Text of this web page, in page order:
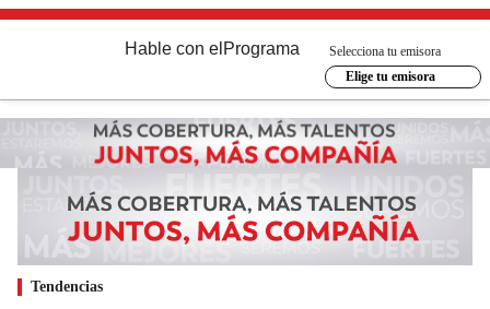
Hable con el Programa
Selecciona tu emisora
Elige tu emisora
Tendencias